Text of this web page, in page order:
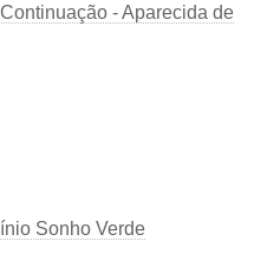
- Aparecida de
Sonho Verde